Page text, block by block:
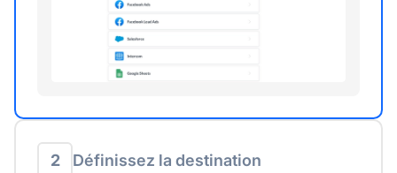
2 Définissez la destination